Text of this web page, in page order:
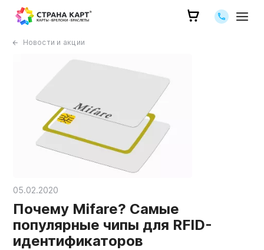
Позвоните
Новости и акции
05.02.2020
Почему Mifare? Самые
популярные чипы для RFID-
идентификаторов